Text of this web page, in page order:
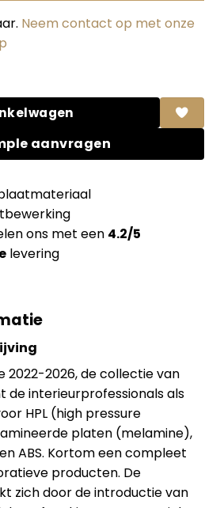
Neem contact op met onze
Garonne oak 70% PEFC gecert.
aanvragen
ons met een 4.2/5
levering
2022-2026, de collectie van
de interieurprofessionals als
HPL (high pressure
platen (melamine),
ABS. Kortom een compleet
producten. De
zich door de introductie van